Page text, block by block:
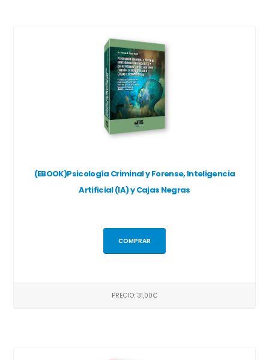
(EBOOK)Psicología Criminal y Forense, Inteligencia
Artificial (IA) y Cajas Negras
COMPRAR
PRECIO: 31,00€